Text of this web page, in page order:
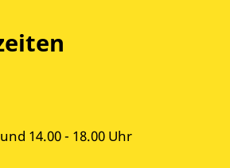
14.00 - 18.00 Uhr